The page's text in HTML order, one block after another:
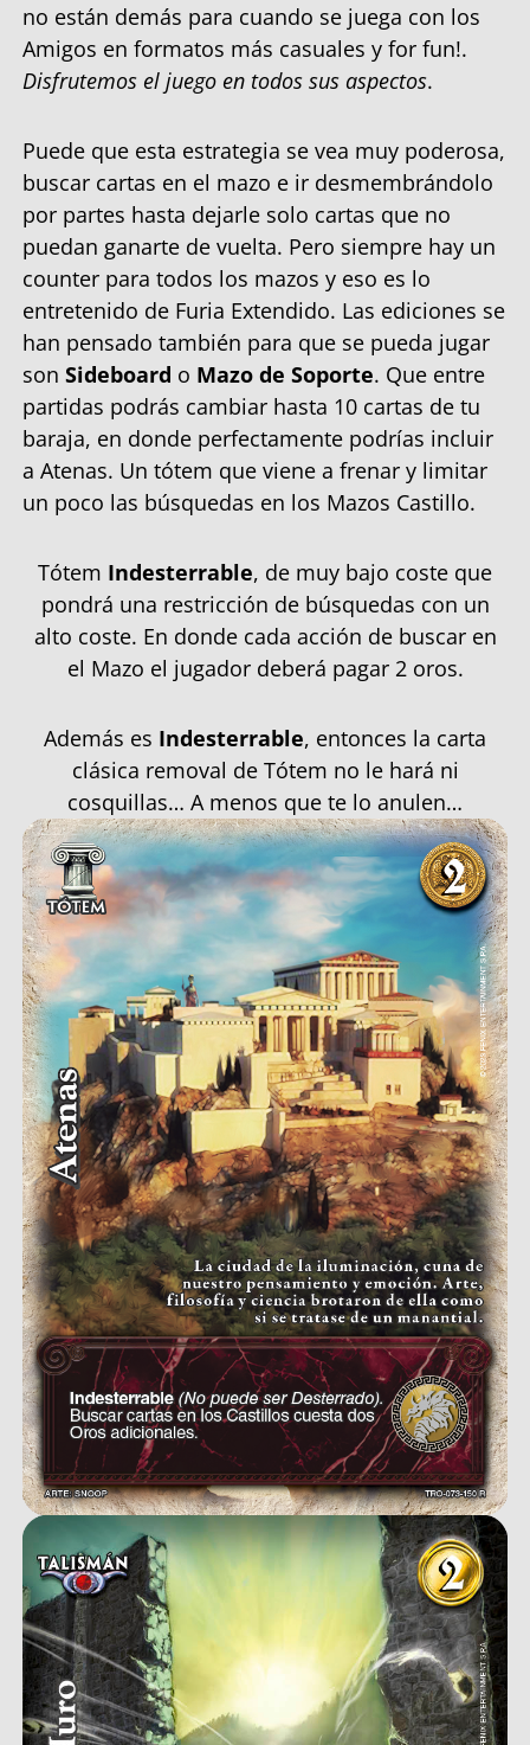
no están demás para cuando se juega con los
Amigos en formatos más casuales y for fun!.
Disfrutemos el juego en todos sus aspectos.
Puede que esta estrategia se vea muy poderosa,
buscar cartas en el mazo e ir desmembrándolo
por partes hasta dejarle solo cartas que no
puedan ganarte de vuelta. Pero siempre hay un
counter para todos los mazos y eso es lo
entretenido de Furia Extendido. Las ediciones se
han pensado también para que se pueda jugar
son Sideboard o Mazo de Soporte. Que entre
partidas podrás cambiar hasta 10 cartas de tu
baraja, en donde perfectamente podrías incluir
a Atenas. Un tótem que viene a frenar y limitar
un poco las búsquedas en los Mazos Castillo.
Tótem Indesterrable, de muy bajo coste que
pondrá una restricción de búsquedas con un
alto coste. En donde cada acción de buscar en
el Mazo el jugador deberá pagar 2 oros.
Además es Indesterrable, entonces la carta
clásica removal de Tótem no le hará ni
cosquillas… A menos que te lo anulen…